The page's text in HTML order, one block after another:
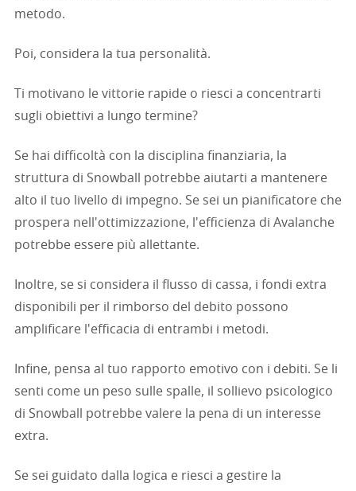
metodo.
Poi, considera la tua personalità.
Ti motivano le vittorie rapide o riesci a concentrarti
sugli obiettivi a lungo termine?
Se hai difficoltà con la disciplina finanziaria, la
struttura di Snowball potrebbe aiutarti a mantenere
alto il tuo livello di impegno. Se sei un pianificatore che
prospera nell'ottimizzazione, l'efficienza di Avalanche
potrebbe essere più allettante.
Inoltre, se si considera il flusso di cassa, i fondi extra
disponibili per il rimborso del debito possono
amplificare l'efficacia di entrambi i metodi.
Infine, pensa al tuo rapporto emotivo con i debiti. Se li
senti come un peso sulle spalle, il sollievo psicologico
di Snowball potrebbe valere la pena di un interesse
extra.
Se sei guidato dalla logica e riesci a gestire la